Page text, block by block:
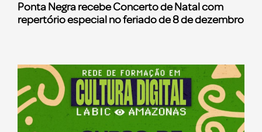
Ponta Negra recebe Concerto de Natal com
repertório especial no feriado de 8 de dezembro